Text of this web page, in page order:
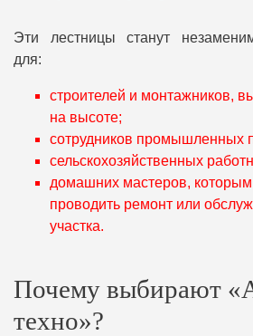
Эти лестницы станут
для:
строителей и монтажников,
на высоте;
сотрудников промышленных
сельскохозяйственных
домашних мастеров,
проводить ремонт или
участка.
Почему выбирают
техно»?